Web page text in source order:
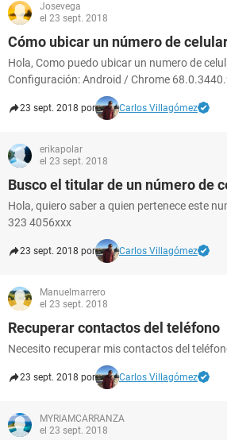
Josevega
el 23 sept. 2018
Cómo ubicar un número de
Hola, Como puedo ubicar un numero de
Configuración: Android / Chrome
23 sept. 2018 por Carlos Villagómez
erikapolar
el 23 sept. 2018
Busco el titular de un número de
Hola, quiero saber a quien pertenece este
323 4056xxx
23 sept. 2018 por Carlos Villagómez
Manuelmarrero
el 23 sept. 2018
Recuperar contactos del teléfono
Necesito recuperar mis contactos del
23 sept. 2018 por Carlos Villagómez
MYRIAMCARRANZA
el 23 sept. 2018